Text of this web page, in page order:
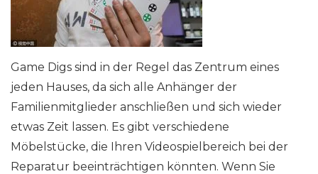
Game Digs sind in der Regel das Zentrum eines
jeden Hauses, da sich alle Anhänger der
Familienmitglieder anschließen und sich wieder
etwas Zeit lassen. Es gibt verschiedene
Möbelstücke, die Ihren Videospielbereich bei der
Reparatur beeinträchtigen könnten. Wenn Sie